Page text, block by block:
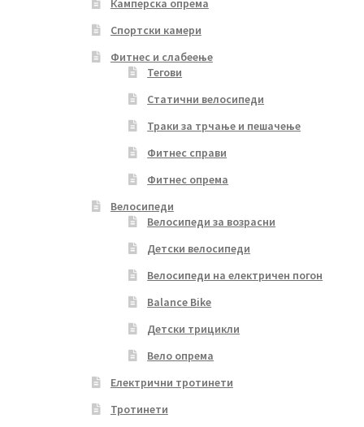
Спортски камери
Фитнес и слабеење
Тегови
Статични велосипеди
Траки за трчање и пешачење
Фитнес справи
Фитнес опрема
Велосипеди
Велосипеди за возрасни
Детски велосипеди
Велосипеди на електричен погон
Balance Bike
Детски трицикли
Вело опрема
Електрични тротинети
Тротинети